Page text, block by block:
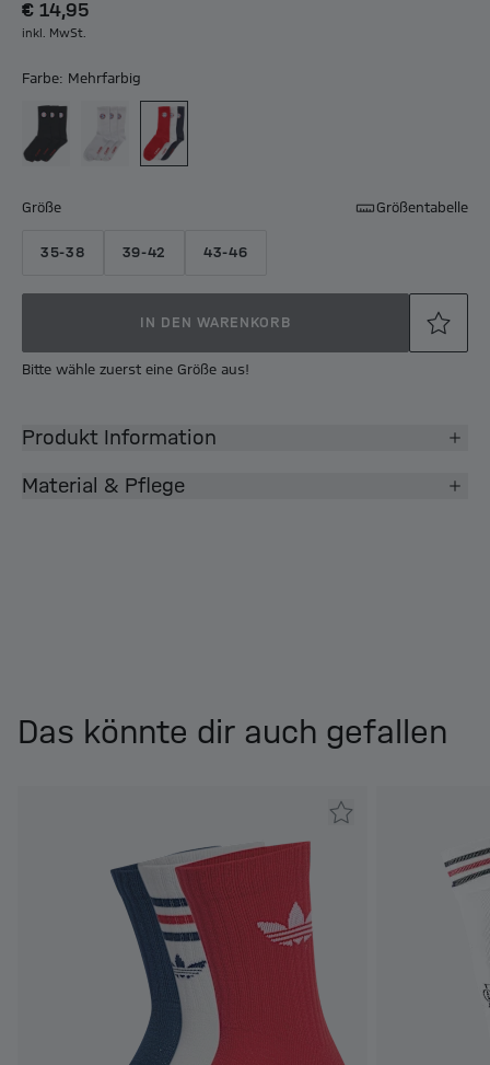
€ 14,95
inkl. MwSt.
Farbe: Mehrfarbig
Größe Größentabelle
35-38 39-42 43-46
IN DEN WARENKORB
Bitte wähle zuerst eine Größe aus!
Produkt Information
Material & Pflege
Das könnte dir auch gefallen